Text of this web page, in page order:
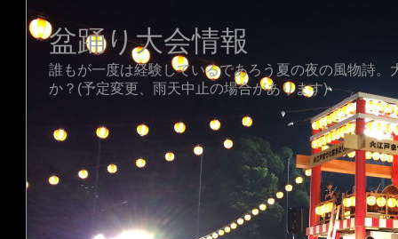
盆踊り大会情報
誰もが一度は経験しているであろう夏の夜の風物詩
か？(予定変更、雨天中止の場合があります)